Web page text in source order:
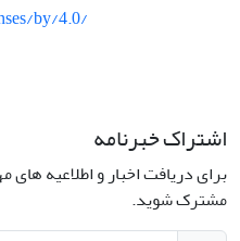
by/4.0/
اشتراک خبرنامه
برای دریافت اخبار و اطلاعیه
مشترک شوید.